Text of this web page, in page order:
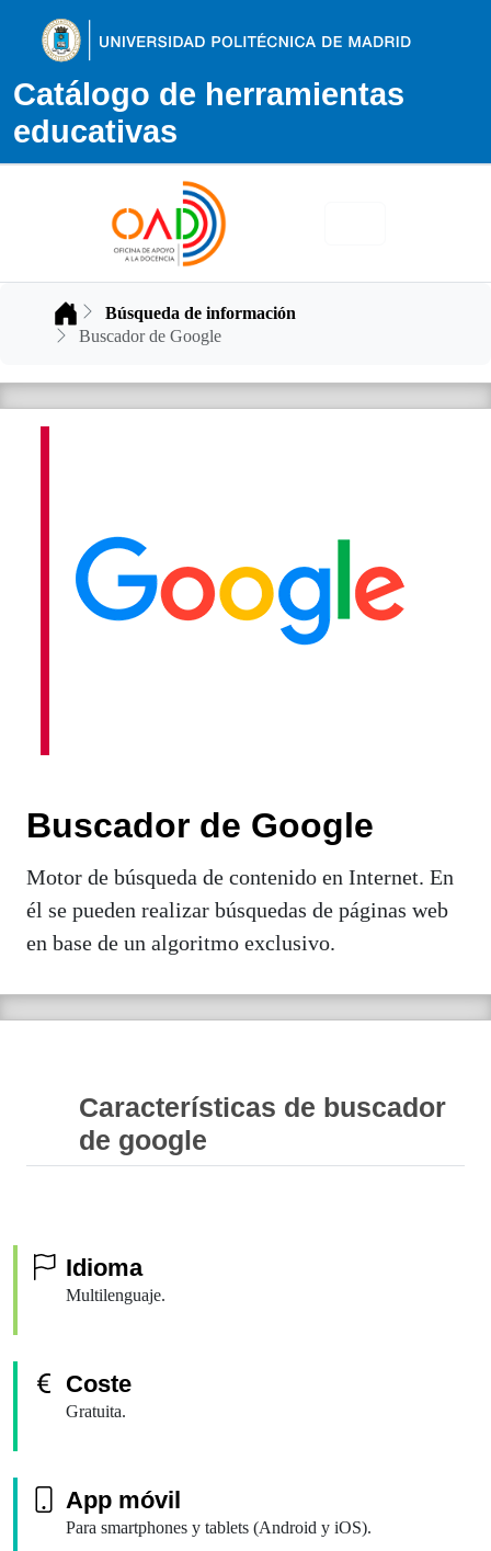
Catálogo de herramientas
educativas
InicioBúsqueda de información
Buscador de Google
Buscador de Google
Motor de búsqueda de contenido en Internet. En
él se pueden realizar búsquedas de páginas web
en base de un algoritmo exclusivo.
Características de buscador
de google
Idioma
Multilenguaje.
Coste
Gratuita.
App móvil
Para smartphones y tablets (Android y iOS).